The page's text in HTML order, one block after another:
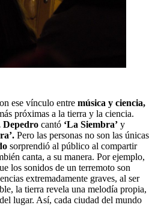
ese vínculo entre música y ciencia,
próximas a la tierra y la ciencia.
Depedro cantó ‘La Siembra’ y
Pero las personas no son las únicas
sorprendió al público al compartir
canta, a su manera. Por ejemplo,
los sonidos de un terremoto son
extremadamente graves, al ser
la tierra revela una melodía propia,
lugar. Así, cada ciudad del mundo